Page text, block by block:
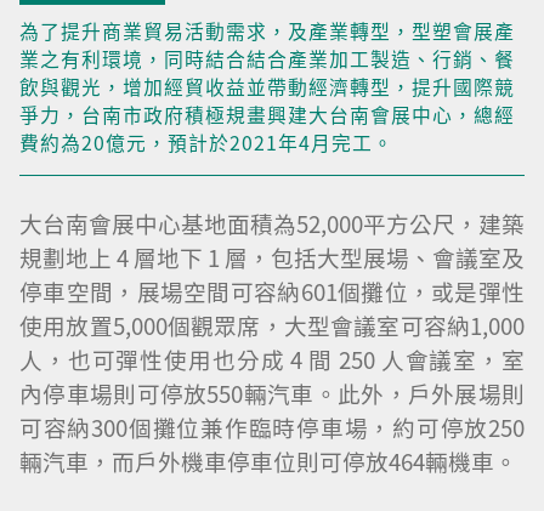
為了提升商業貿易活動需求，及產業轉型，型塑會展產
業之有利環境，同時結合結合產業加工製造、行銷、餐
飲與觀光，增加經貿收益並帶動經濟轉型，提升國際競
爭力，台南市政府積極規畫興建大台南會展中心，總經
費約為20億元，預計於2021年4月完工。
大台南會展中心基地面積為52,000平方公尺，建築
規劃地上 4 層地下 1 層，包括大型展場、會議室及
停車空間，展場空間可容納601個攤位，或是彈性
使用放置5,000個觀眾席，大型會議室可容納1,000
人，也可彈性使用也分成 4 間 250 人會議室，室
內停車場則可停放550輛汽車。此外，戶外展場則
可容納300個攤位兼作臨時停車場，約可停放250
輛汽車，而戶外機車停車位則可停放464輛機車。